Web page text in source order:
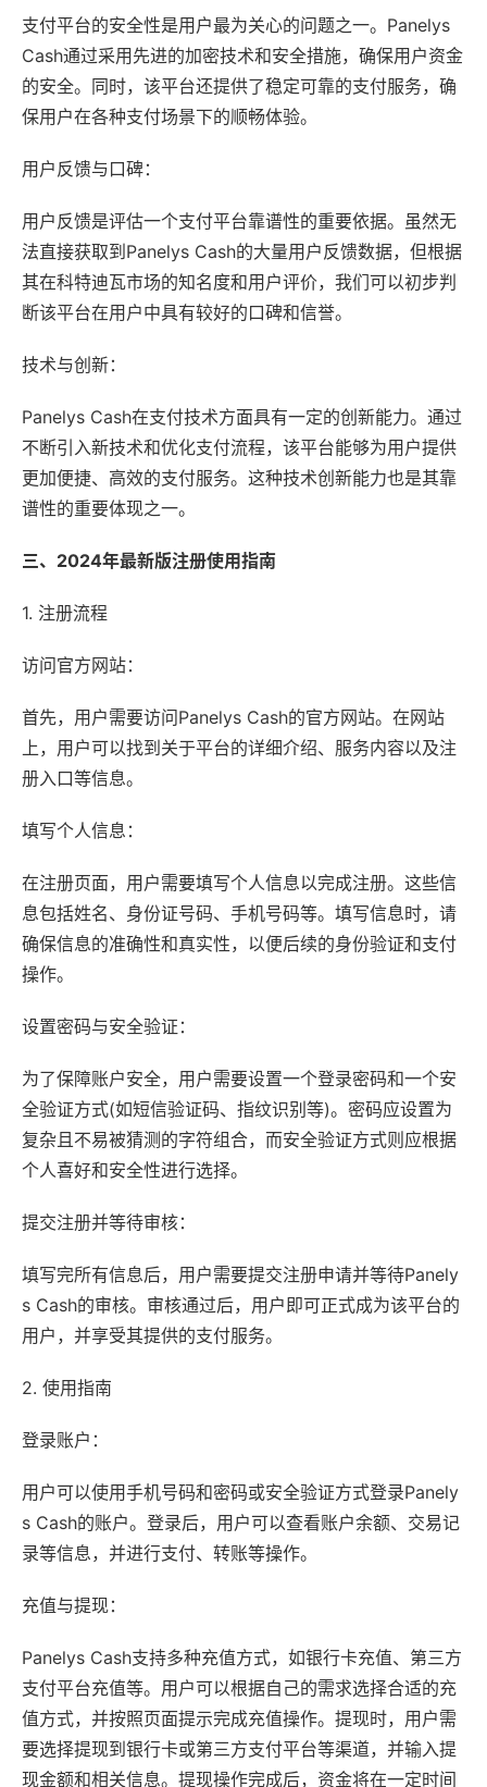
支付平台的安全性是用户最为关心的问题之一。Panelys
Cash通过采用先进的加密技术和安全措施，确保用户资金
的安全。同时，该平台还提供了稳定可靠的支付服务，确
保用户在各种支付场景下的顺畅体验。
用户反馈与口碑：
用户反馈是评估一个支付平台靠谱性的重要依据。虽然无
法直接获取到Panelys Cash的大量用户反馈数据，但根据
其在科特迪瓦市场的知名度和用户评价，我们可以初步判
断该平台在用户中具有较好的口碑和信誉。
技术与创新：
Panelys Cash在支付技术方面具有一定的创新能力。通过
不断引入新技术和优化支付流程，该平台能够为用户提供
更加便捷、高效的支付服务。这种技术创新能力也是其靠
谱性的重要体现之一。
三、2024年最新版注册使用指南
1. 注册流程
访问官方网站：
首先，用户需要访问Panelys Cash的官方网站。在网站
上，用户可以找到关于平台的详细介绍、服务内容以及注
册入口等信息。
填写个人信息：
在注册页面，用户需要填写个人信息以完成注册。这些信
息包括姓名、身份证号码、手机号码等。填写信息时，请
确保信息的准确性和真实性，以便后续的身份验证和支付
操作。
设置密码与安全验证：
为了保障账户安全，用户需要设置一个登录密码和一个安
全验证方式(如短信验证码、指纹识别等)。密码应设置为
复杂且不易被猜测的字符组合，而安全验证方式则应根据
个人喜好和安全性进行选择。
提交注册并等待审核：
填写完所有信息后，用户需要提交注册申请并等待Panely
s Cash的审核。审核通过后，用户即可正式成为该平台的
用户，并享受其提供的支付服务。
2. 使用指南
登录账户：
用户可以使用手机号码和密码或安全验证方式登录Panely
s Cash的账户。登录后，用户可以查看账户余额、交易记
录等信息，并进行支付、转账等操作。
充值与提现：
Panelys Cash支持多种充值方式，如银行卡充值、第三方
支付平台充值等。用户可以根据自己的需求选择合适的充
值方式，并按照页面提示完成充值操作。提现时，用户需
要选择提现到银行卡或第三方支付平台等渠道，并输入提
现金额和相关信息。提现操作完成后，资金将在一定时间